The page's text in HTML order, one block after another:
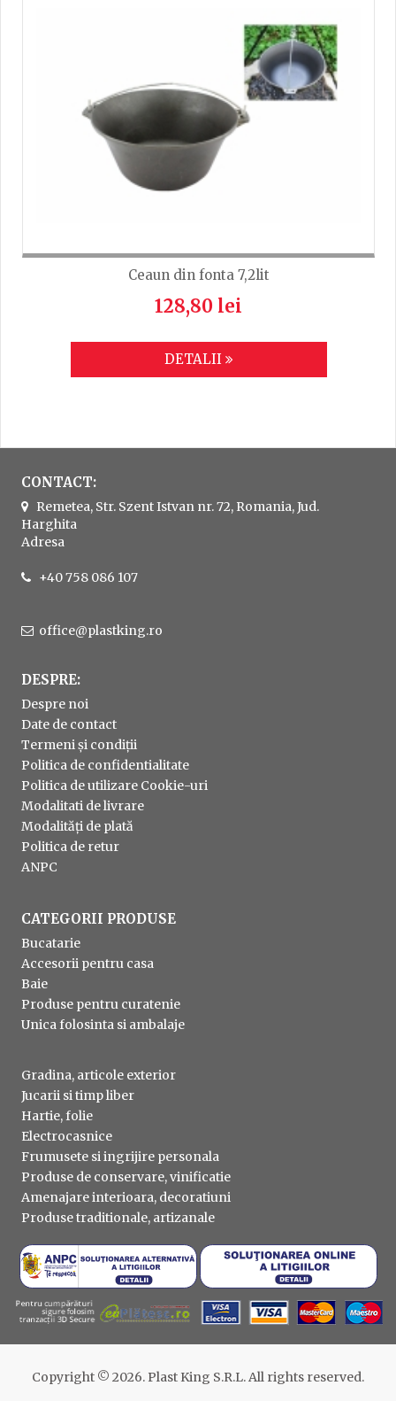
Ceaun din fonta 7,2lit
128,80 lei
DETALII
CONTACT:
Remetea, Str. Szent Istvan nr. 72, Romania, Jud.
Harghita
Adresa
+40 758 086 107
office@plastking.ro
DESPRE:
Despre noi
Date de contact
Termeni și condiții
Politica de confidentialitate
Politica de utilizare Cookie-uri
Modalitati de livrare
Modalități de plată
Politica de retur
ANPC
CATEGORII PRODUSE
Bucatarie
Accesorii pentru casa
Baie
Produse pentru curatenie
Unica folosinta si ambalaje
Gradina, articole exterior
Jucarii si timp liber
Hartie, folie
Electrocasnice
Frumusete si ingrijire personala
Produse de conservare, vinificatie
Amenajare interioara, decoratiuni
Produse traditionale, artizanale
Copyright © 2026. Plast King S.R.L. All rights reserved.